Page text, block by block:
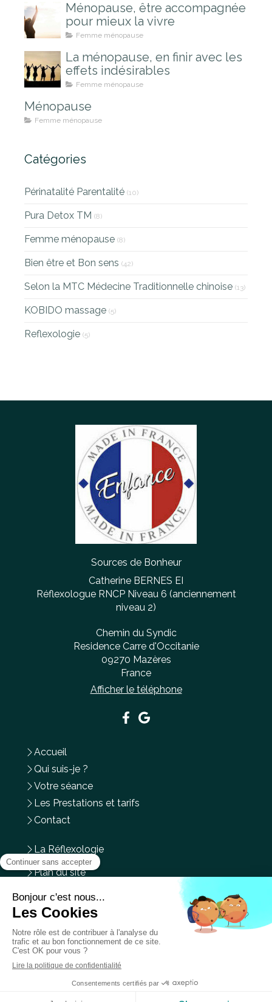
Ménopause, être accompagnée
pour mieux la vivre
Femme ménopause
La ménopause, en finir avec les
effets indésirables
Femme ménopause
Ménopause
Femme ménopause
Catégories
Périnatalité Parentalité (10)
Pura Detox TM (8)
Femme ménopause (8)
Bien être et Bon sens (42)
Selon la MTC Médecine Traditionnelle chinoise (13)
KOBIDO massage (5)
Reflexologie (5)
Sources de Bonheur
Catherine BERNES EI
Réflexologue RNCP Niveau 6 (anciennement
niveau 2)
Chemin du Syndic
Residence Carre d'Occitanie
09270 Mazères
France
Afficher le téléphone
Accueil
Qui suis-je ?
Votre séance
Les Prestations et tarifs
Contact
La Réflexologie
Plan du site
Du LundiauMercredi etSamedide
9hà 14h